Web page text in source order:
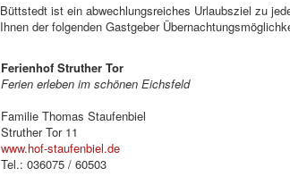
Büttstedt ist ein abwechlungsreiches Urlaubsziel zu
Ihnen der folgenden Gastgeber
Ferienhof Struther Tor
Ferien erleben im schönen Eichsfeld
Familie Thomas Staufenbiel
Struther Tor 11
www.hof-staufenbiel.de
Tel.: 036075 / 60503